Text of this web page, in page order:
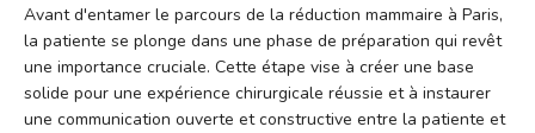
Avant d'entamer le parcours de la réduction mammaire à Paris,
la patiente se plonge dans une phase de préparation qui revêt
une importance cruciale. Cette étape vise à créer une base
solide pour une expérience chirurgicale réussie et à instaurer
une communication ouverte et constructive entre la patiente et